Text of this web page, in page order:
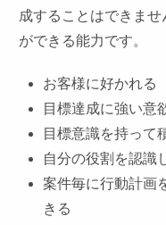
成することはできま
ができる能力です。
お客様に好かれる
目標達成に強い意
目標意識を持って
自分の役割を認識
案件毎に行動計画
きる